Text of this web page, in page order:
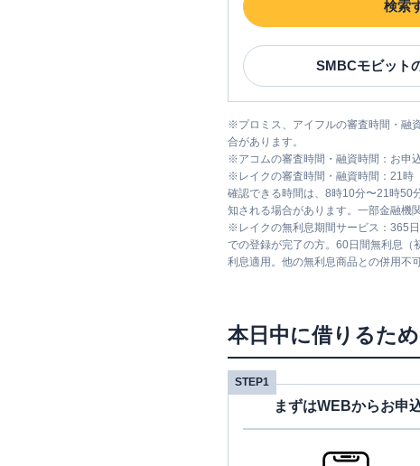
検索
SMBCモビット
※プロミス、アイフルの審査時間・融
合があります。
※アコムの審査時間・融資時間：お申
※ レイクの審査時間・融資時間：21
確認できる時間は、8時10分〜21時50
知される場合があります。一部金融機
※ レイクの無利息期間サービス：365
での登録が完了の方。60日間無利息（
利息適用。他の無利息商品との併用不可
本日中に借りるた
STEP1
まずはWEBからお申